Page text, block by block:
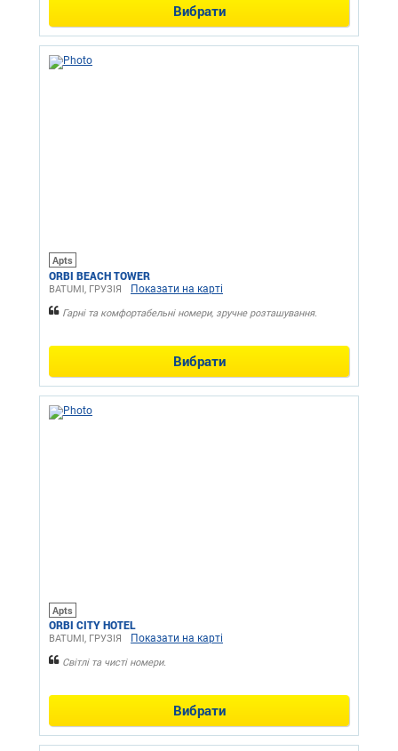
Вибрати
Apts
ORBI BEACH TOWER
BATUMI, ГРУЗІЯ Показати на карті
Гарні та комфортабельні номери, зручне розташування.
Вибрати
Apts
ORBI CITY HOTEL
BATUMI, ГРУЗІЯ Показати на карті
Світлі та чисті номери.
Вибрати